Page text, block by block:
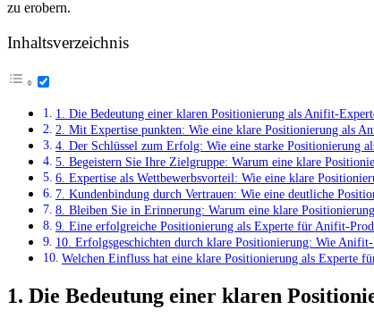
zu ‍erobern.
Inhaltsverzeichnis
1. Die Bedeutung einer klaren Positionierung⁤ als Anifit-
2. Mit Expertise ​punkten: Wie eine klare Positionierung als
4. Der Schlüssel zum Erfolg: Wie eine starke Positionierung⁢
5. Begeistern ‍Sie Ihre Zielgruppe: Warum eine klare
6. Expertise als Wettbewerbsvorteil: Wie‌ eine klare
7. Kundenbindung durch⁤ Vertrauen: Wie eine deutliche
8. ​Bleiben Sie in Erinnerung: Warum eine klare
9. Eine erfolgreiche ‍Positionierung als Experte für Anifit-
10. Erfolgsgeschichten durch klare‌ Positionierung: Wie
Welchen Einfluss hat eine klare Positionierung als Experte
1. Die Bedeutung einer klaren